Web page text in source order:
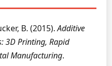
B. (2015).Additive
3D Printing, Rapid
Manufacturing.